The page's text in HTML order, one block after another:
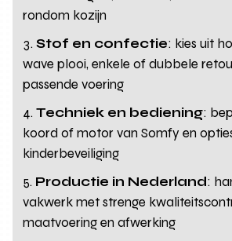
rondom kozijn
Stof en confectie: kies uit
wave plooi, enkele of dubbele
passende voering
Techniek en bediening:
koord of motor van Somfy en
kinderbeveiliging
Productie in Nederland:
vakwerk met strenge
maatvoering en afwerking